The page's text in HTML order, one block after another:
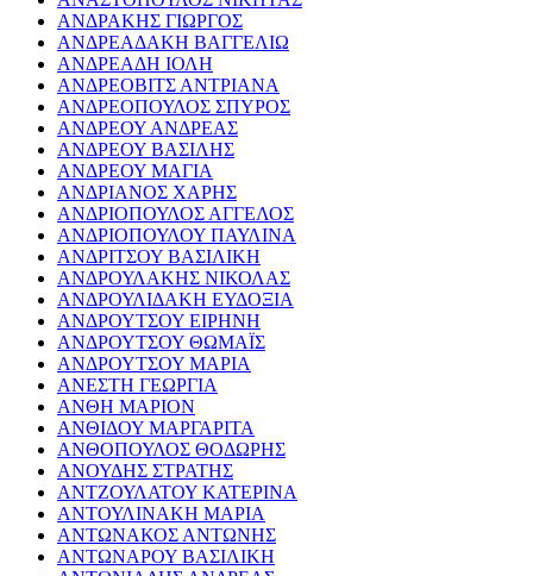
ΑΝΔΡΑΚΗΣ ΓΙΩΡΓΟΣ
ΑΝΔΡΕΑΔΑΚΗ ΒΑΓΓΕΛΙΩ
ΑΝΔΡΕΑΔΗ ΙΟΛΗ
ΑΝΔΡΕΟΒΙΤΣ ΑΝΤΡΙΑΝΑ
ΑΝΔΡΕΟΠΟΥΛΟΣ ΣΠΥΡΟΣ
ΑΝΔΡΕΟΥ ΑΝΔΡΕΑΣ
ΑΝΔΡΕΟΥ ΒΑΣΙΛΗΣ
ΑΝΔΡΕΟΥ ΜΑΓΙΑ
ΑΝΔΡΙΑΝΟΣ ΧΑΡΗΣ
ΑΝΔΡΙΟΠΟΥΛΟΣ ΑΓΓΕΛΟΣ
ΑΝΔΡΙΟΠΟΥΛΟΥ ΠΑΥΛΙΝΑ
ΑΝΔΡΙΤΣΟΥ ΒΑΣΙΛΙΚΗ
ΑΝΔΡΟΥΛΑΚΗΣ ΝΙΚΟΛΑΣ
ΑΝΔΡΟΥΛΙΔΑΚΗ ΕΥΔΟΞΙΑ
ΑΝΔΡΟΥΤΣΟΥ ΕΙΡΗΝΗ
ΑΝΔΡΟΥΤΣΟΥ ΘΩΜΑΪΣ
ΑΝΔΡΟΥΤΣΟΥ ΜΑΡΙΑ
ΑΝΕΣΤΗ ΓΕΩΡΓΙΑ
ΑΝΘΗ ΜΑΡΙΟΝ
ΑΝΘΙΔΟΥ ΜΑΡΓΑΡΙΤΑ
ΑΝΘΟΠΟΥΛΟΣ ΘΟΔΩΡΗΣ
ΑΝΟΥΔΗΣ ΣΤΡΑΤΗΣ
ΑΝΤΖΟΥΛΑΤΟΥ ΚΑΤΕΡΙΝΑ
ΑΝΤΟΥΛΙΝΑΚΗ ΜΑΡΙΑ
ΑΝΤΩΝΑΚΟΣ ΑΝΤΩΝΗΣ
ΑΝΤΩΝΑΡΟΥ ΒΑΣΙΛΙΚΗ